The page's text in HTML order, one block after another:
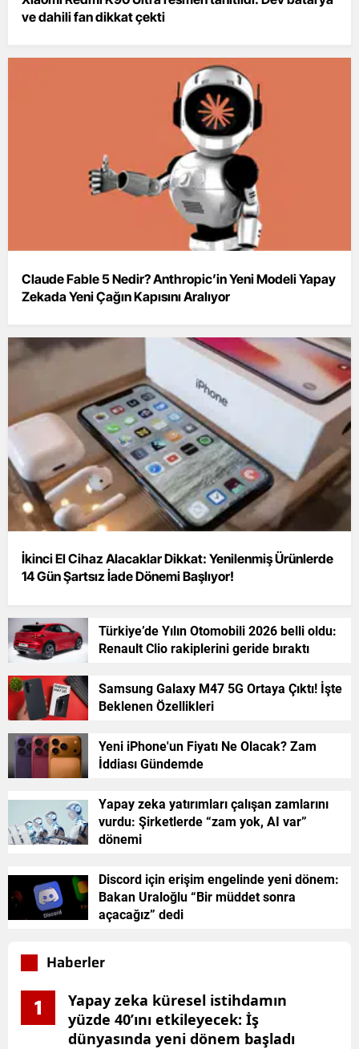
ve dahili fan dikkat çekti
Claude Fable 5 Nedir? Anthropic’in Yeni Modeli Yapay
Zekada Yeni Çağın Kapısını Aralıyor
İkinci El Cihaz Alacaklar Dikkat: Yenilenmiş Ürünlerde
14 Gün Şartsız İade Dönemi Başlıyor!
Türkiye’de Yılın Otomobili 2026 belli oldu:
Renault Clio rakiplerini geride bıraktı
Samsung Galaxy M47 5G Ortaya Çıktı! İşte
Beklenen Özellikleri
Yeni iPhone'un Fiyatı Ne Olacak? Zam
İddiası Gündemde
Yapay zeka yatırımları çalışan zamlarını
vurdu: Şirketlerde “zam yok, AI var”
dönemi
Discord için erişim engelinde yeni dönem:
Bakan Uraloğlu “Bir müddet sonra
açacağız” dedi
Haberler
1
Yapay zeka küresel istihdamın
yüzde 40’ını etkileyecek: İş
dünyasında yeni dönem başladı